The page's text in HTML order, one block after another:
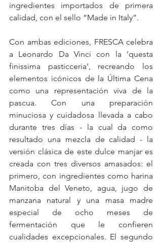
ingredientes importados de primera
calidad, con el sello “Made in Italy”.
Con ambas ediciones, FRESCA celebra
a Leonardo Da Vinci con la ‘questa
finissima pasticceria’, recreando los
elementos icónicos de la Última Cena
como una representación viva de la
pascua. Con una preparación
minuciosa y cuidadosa llevada a cabo
durante tres días - la cual da como
resultado una mezcla de calidad - la
versión clásica de este dulce manjar es
creada con tres diversos amasados: el
primero, con ingredientes como harina
Manitoba del Veneto, agua, jugo de
manzana natural y una masa madre
especial de ocho meses de
fermentación que le confieren
cualidades excepcionales. El segundo